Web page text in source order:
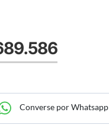
Converse por Whatsapp